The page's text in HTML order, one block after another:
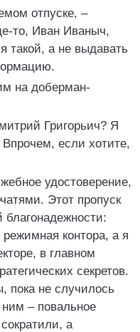
отпуске, –
то, Иван Иваныч,
такой, а не выдавать
на доберман-
Григорьич? Я
если хотите,
удостоверение,
Этот пропуск
контора, а я
в главном
секретов.
пока не случилось
– повальное
а